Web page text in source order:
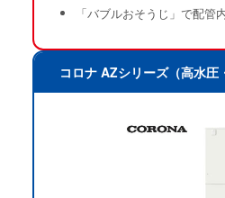
「バブルおそうじ」で配管
コロナ AZシリーズ（高水圧